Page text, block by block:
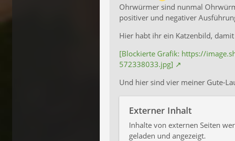
Ohrwürmer sind nunmal
positiver und negativer
Hier habt ihr ein Katzenbild,
[Blockierte Grafik: https://
572338033.jpg]
Und hier sind vier meiner Gute-
Externer Inhalt
Inhalte von externen Seiten
geladen und angezeigt.